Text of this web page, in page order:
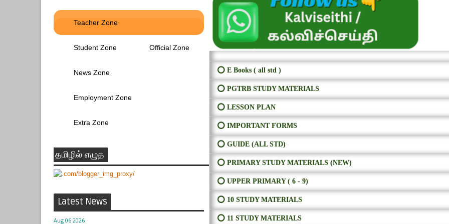
Teacher Zone
Student Zone Official Zone
News Zone
Employment Zone
Extra Zone
தமிழில் எழுத
Latest News
Aug 06 2026
⭕ E Books ( all std )
⭕ PGTRB STUDY MATERIALS
⭕ LESSON PLAN
⭕ IMPORTANT FORMS
⭕ GUIDE (ALL STD)
⭕ PRIMARY STUDY MATERIALS (NEW)
⭕ UPPER PRIMARY ( 6 - 9)
⭕ 10 STUDY MATERIALS
⭕ 11 STUDY MATERIALS